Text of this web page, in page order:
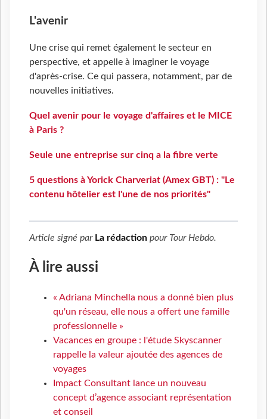
L'avenir
Une crise qui remet également le secteur en
perspective, et appelle à imaginer le voyage
d'après-crise. Ce qui passera, notamment, par de
nouvelles initiatives.
Quel avenir pour le voyage d'affaires et le MICE
à Paris ?
Seule une entreprise sur cinq a la fibre verte
5 questions à Yorick Charveriat (Amex GBT) : "Le
contenu hôtelier est l'une de nos priorités"
Article signé par La rédaction pour Tour Hebdo.
À lire aussi
« Adriana Minchella nous a donné bien plus
qu'un réseau, elle nous a offert une famille
professionnelle »
Vacances en groupe : l'étude Skyscanner
rappelle la valeur ajoutée des agences de
voyages
Impact Consultant lance un nouveau
concept d’agence associant représentation
et conseil